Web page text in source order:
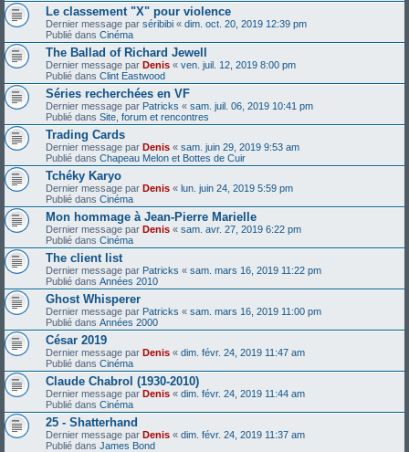
Le classement "X" pour violence
Dernier message par séribibi « dim. oct. 20, 2019 12:39 pm
Publié dans Cinéma
The Ballad of Richard Jewell
Dernier message par Denis « ven. juil. 12, 2019 8:00 pm
Publié dans Clint Eastwood
Séries recherchées en VF
Dernier message par Patricks « sam. juil. 06, 2019 10:41 pm
Publié dans Site, forum et rencontres
Trading Cards
Dernier message par Denis « sam. juin 29, 2019 9:53 am
Publié dans Chapeau Melon et Bottes de Cuir
Tchéky Karyo
Dernier message par Denis « lun. juin 24, 2019 5:59 pm
Publié dans Cinéma
Mon hommage à Jean-Pierre Marielle
Dernier message par Denis « sam. avr. 27, 2019 6:22 pm
Publié dans Cinéma
The client list
Dernier message par Patricks « sam. mars 16, 2019 11:22 pm
Publié dans Années 2010
Ghost Whisperer
Dernier message par Patricks « sam. mars 16, 2019 11:00 pm
Publié dans Années 2000
César 2019
Dernier message par Denis « dim. févr. 24, 2019 11:47 am
Publié dans Cinéma
Claude Chabrol (1930-2010)
Dernier message par Denis « dim. févr. 24, 2019 11:44 am
Publié dans Cinéma
25 - Shatterhand
Dernier message par Denis « dim. févr. 24, 2019 11:37 am
Publié dans James Bond